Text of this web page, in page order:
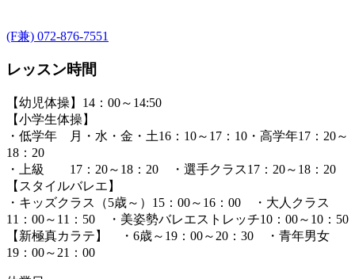
(F兼) 072-876-7551
レッスン時間
【幼児体操】14：00～14:50
【小学生体操】
・低学年 月・水・金・土16：10～17：10・高学年17：20～
18：20
・上級 17：20～18：20 ・選手クラス17：20～18：20
【スタイルバレエ】
・キッズクラス（5歳～）15：00～16：00 ・大人クラス
11：00～11：50 ・美姿勢バレエストレッチ10：00～10：50
【新極真カラテ】 ・6歳～19：00～20：30 ・青年男女
19：00～21：00